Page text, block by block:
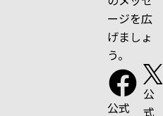
ージを広
げましょ
う。
公式
公
式